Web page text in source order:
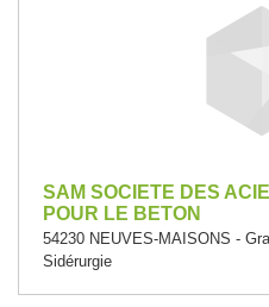
SAM SOCIETE DES
POUR LE BETON
54230 NEUVES-MAISONS -
Sidérurgie